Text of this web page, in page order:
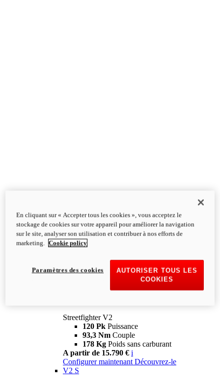
Streetfighter V2
120 Pk Puissance
93,3 Nm Couple
178 Kg Poids sans carburant
A partir de 15.790 € i
Configurer maintenant Découvrez-le
V2 S
En cliquant sur « Accepter tous les cookies », vous acceptez le
stockage de cookies sur votre appareil pour améliorer la navigation
sur le site, analyser son utilisation et contribuer à nos efforts de
marketing.
Cookie policy
AUTORISER TOUS LES
COOKIES
Paramètres des cookies